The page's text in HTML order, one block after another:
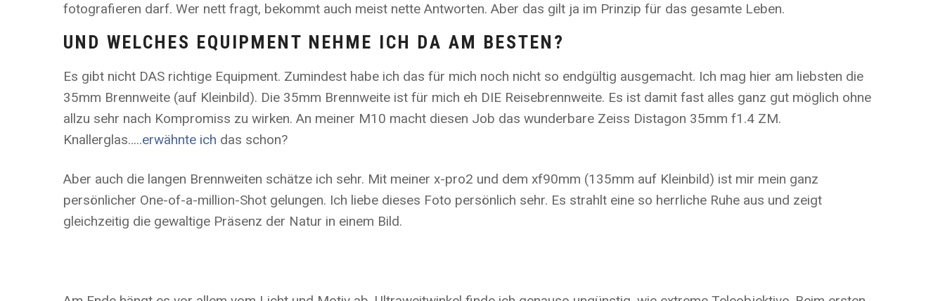
fotografieren darf. Wer nett fragt, bekommt auch meist nette Antworten. Aber das gilt ja im Prinzip für das gesamte Leben.
UND WELCHES EQUIPMENT NEHME ICH DA AM BESTEN?
Es gibt nicht DAS richtige Equipment. Zumindest habe ich das für mich noch nicht so endgültig ausgemacht. Ich mag hier am liebsten die
35mm Brennweite (auf Kleinbild). Die 35mm Brennweite ist für mich eh DIE Reisebrennweite. Es ist damit fast alles ganz gut möglich ohne
allzu sehr nach Kompromiss zu wirken. An meiner M10 macht diesen Job das wunderbare Zeiss Distagon 35mm f1.4 ZM.
Knallerglas…..erwähnte ich das schon?
Aber auch die langen Brennweiten schätze ich sehr. Mit meiner x-pro2 und dem xf90mm (135mm auf Kleinbild) ist mir mein ganz
persönlicher One-of-a-million-Shot gelungen. Ich liebe dieses Foto persönlich sehr. Es strahlt eine so herrliche Ruhe aus und zeigt
gleichzeitig die gewaltige Präsenz der Natur in einem Bild.